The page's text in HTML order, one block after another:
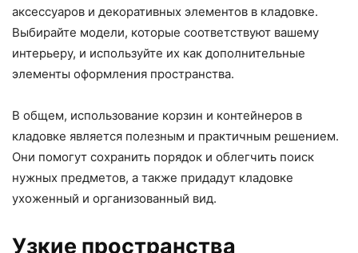
аксессуаров и декоративных элементов в кладовке.
Выбирайте модели, которые соответствуют вашему
интерьеру, и используйте их как дополнительные
элементы оформления пространства.
В общем, использование корзин и контейнеров в
кладовке является полезным и практичным решением.
Они помогут сохранить порядок и облегчить поиск
нужных предметов, а также придадут кладовке
ухоженный и организованный вид.
Узкие пространства